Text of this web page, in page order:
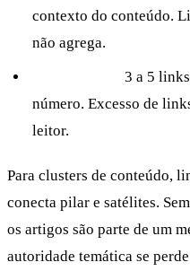
contexto do conteúdo.
não agrega.
3 a 5
número. Excesso de
leitor.
Para clusters de conteúdo,
conecta pilar e satélites.
os artigos são parte de um
autoridade temática se